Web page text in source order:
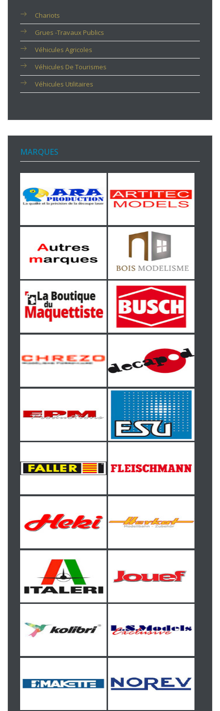
Chariots
Grues -travaux Publics
Véhicules Agricoles
Véhicules De Tourismes
Véhicules Utilitaires
MARQUES